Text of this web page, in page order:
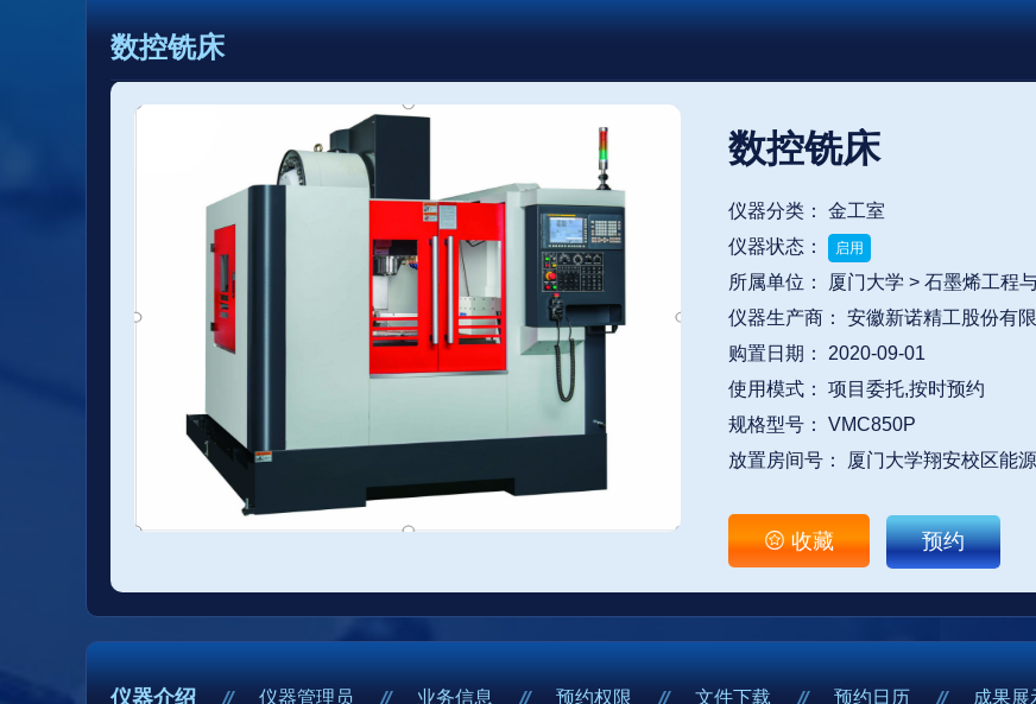
数控铣床
数控铣床
仪器分类： 金工室
仪器状态：
启用
所属单位：
厦门大学 > 石墨烯工程
仪器生产商： 安徽新诺精工股份有
购置日期： 2020-09-01
使用模式： 项目委托,按时预约
规格型号： VMC850P
放置房间号： 厦门大学翔安校区能
收藏 预约
仪器介绍 仪器管理员 业务信息 预约权限 文件下载 预约日历 成果展